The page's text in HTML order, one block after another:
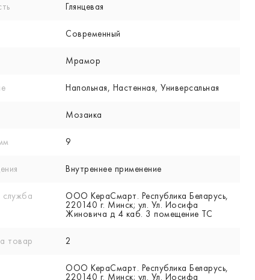
Глянцевая
Современный
Мрамор
Напольная, Настенная, Универсальная
Мозаика
9
Внутреннее применение
служба
ООО КераСмарт. Республика Беларусь,
220140 г. Минск; ул. Ул. Иосифа
Жиновича д 4 каб. 3 помещение ТС
товар 2
ООО КераСмарт. Республика Беларусь,
220140 г. Минск; ул. Ул. Иосифа